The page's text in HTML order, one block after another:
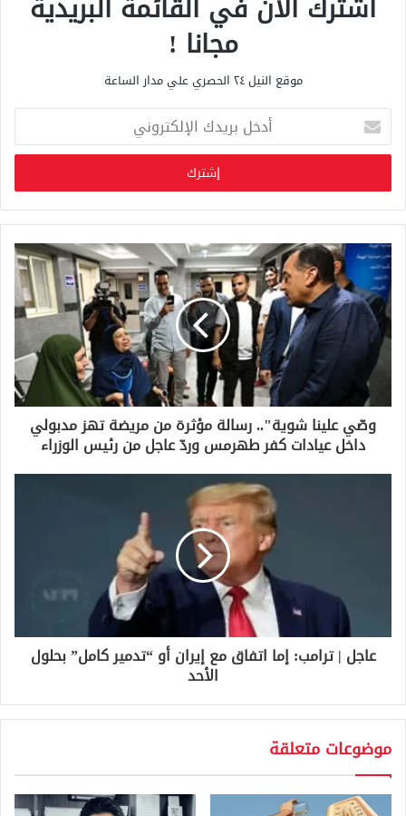
مجانا !
موقع النيل ٢٤ الحصري علي مدار الساعة
خ
ب
ر
ي
د
ك
ا
ل
إ
ل
ر
وصّي علينا شوية".. رسالة مؤثرة من مريضة تهز مدبولي
داخل عيادات كفر طهرمس وردّ عاجل من رئيس الوزراء
عاجل | ترامب: إما اتفاق مع إيران أو “تدمير كامل” بحلول
الأحد
موضوعات متعلقة